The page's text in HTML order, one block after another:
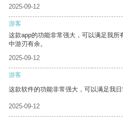
2025-09-12
游客
这款app的功能非常强大，可以满足我所
中游刃有余。
2025-09-12
游客
这款软件的功能非常强大，可以满足我日
2025-09-12